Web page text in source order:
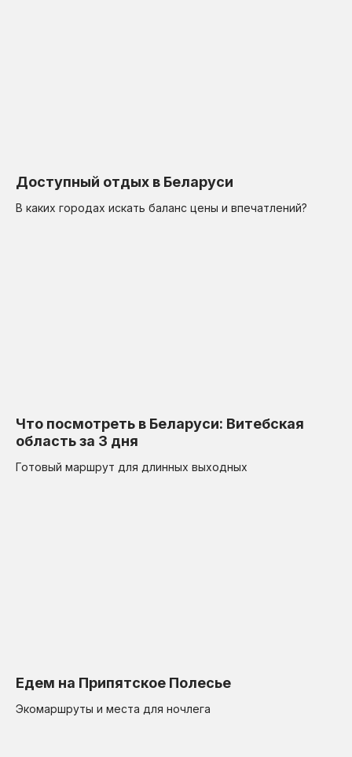
Доступный отдых в Беларуси
В каких городах искать баланс цены и впечатлений?
Что посмотреть в Беларуси: Витебская
область за 3 дня
Готовый маршрут для длинных выходных
Едем на Припятское Полесье
Экомаршруты и места для ночлега